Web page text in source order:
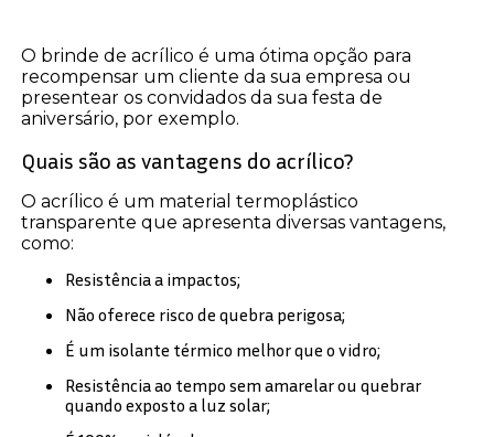
O brinde de acrílico é uma ótima opção para
recompensar um cliente da sua empresa ou
presentear os convidados da sua festa de
aniversário, por exemplo.
Quais são as vantagens do acrílico?
O acrílico é um material termoplástico
transparente que apresenta diversas vantagens,
como:
Resistência a impactos;
Não oferece risco de quebra perigosa;
É um isolante térmico melhor que o vidro;
Resistência ao tempo sem amarelar ou quebrar
quando exposto a luz solar;